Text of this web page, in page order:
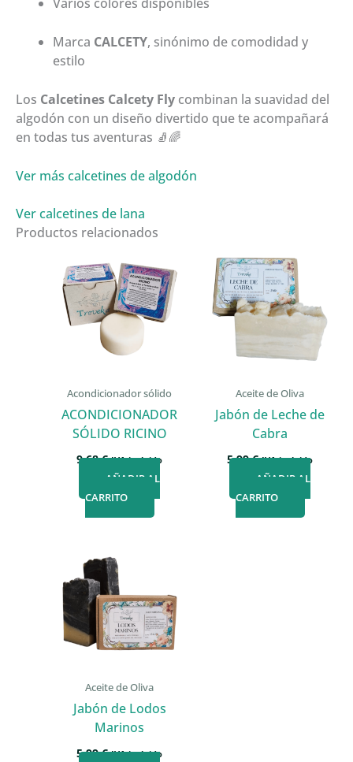
Marca CALCETY, sinónimo de comodidad y
estilo
Los Calcetines Calcety Fly combinan la suavidad del
algodón con un diseño divertido que te acompañará
en todas tus aventuras 🧦🌈
Ver más calcetines de algodón
Ver calcetines de lana
Productos relacionados
Acondicionador sólido
ACONDICIONADOR
SÓLIDO RICINO
9,68€ IVA incluido
AÑADIR AL
CARRITO
Aceite de Oliva
Jabón de Leche de
Cabra
5,99€ IVA incluido
AÑADIR AL
CARRITO
Aceite de Oliva
Jabón de Lodos
Marinos
5,99€ IVA incluido